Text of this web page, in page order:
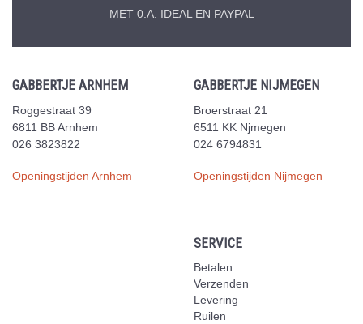
MET 0.A. IDEAL EN PAYPAL
GABBERTJE ARNHEM
Roggestraat 39
6811 BB Arnhem
026 3823822
Openingstijden Arnhem
GABBERTJE NIJMEGEN
Broerstraat 21
6511 KK Njmegen
024 6794831
Openingstijden Nijmegen
SERVICE
Betalen
Verzenden
Levering
Ruilen